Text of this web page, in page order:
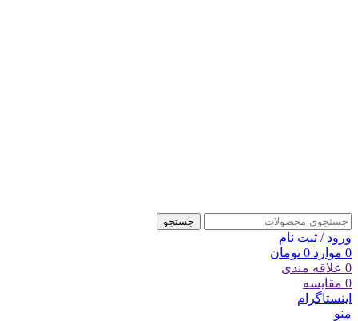
جستجو
ورود / ثبت نام
0 موارد 0 تومان
0 علاقه مندی
0 مقایسه
اینستاگرام
منو